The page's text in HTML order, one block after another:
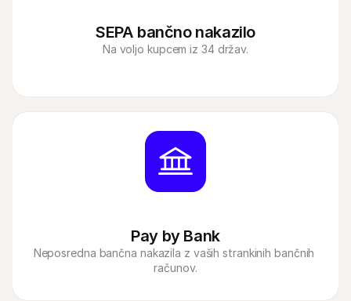
SEPA bančno nakazilo
Na voljo kupcem iz 34 držav.
Pay by Bank
Neposredna bančna nakazila z vaših strankinih bančnih